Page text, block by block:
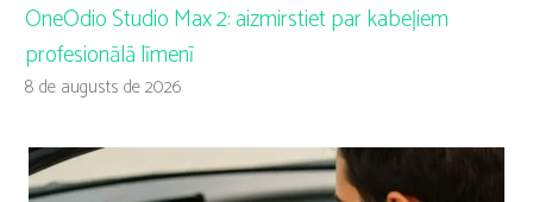
OneOdio Studio Max 2: aizmirstiet par kabeļiem
profesionālā līmenī
8 de augusts de 2026